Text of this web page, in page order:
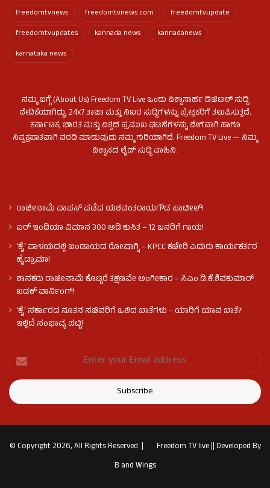
freedomtvnews
freedomtvnews.com
freedomtvupdate
freedomtvupdates
kannada news
kannadanews
karnataka news
ನಮ್ಮ ಬಗ್ಗೆ (About Us) Freedom TV Live ಒಂದು ವಿಶ್ವಾಸಾರ್ಹ ಡಿಜಿಟಲ್ ಸುದ್ದಿ
ವೇದಿಕೆಯಾಗಿದ್ದು, 24x7 ತಾಜಾ ಮತ್ತು ನಿಖರ ಸುದ್ದಿಗಳನ್ನು ಪ್ರೇಕ್ಷಕರಿಗೆ ತಲುಪಿಸುತ್ತದೆ.
ಕರ್ನಾಟಕ, ಭಾರತ ಮತ್ತು ವಿಶ್ವದ ಪ್ರಮುಖ ಘಟನೆಗಳನ್ನು ವೇಗವಾಗಿ ಹಾಗೂ
ನಿಷ್ಪಕ್ಷಪಾತವಾಗಿ ವರದಿ ಮಾಡುವುದು ನಮ್ಮ ಗುರಿಯಾಗಿದೆ. Freedom TV Live — ನಿಮ್ಮ
ವಿಶ್ವಾಸದ ಲೈವ್ ಸುದ್ದಿ ವಾಹಿನಿ.
ರಾಜೀನಾಮೆ ವಾಪಸ್ ಪಡೆದ ಯಶವಂತರಾಯಗೌಡ ಪಾಟೀಲ್‌!
ಏರ್ ಇಂಡಿಯಾ ವಿಮಾನ 300 ಅಡಿ ಕುಸಿತ – 12 ಜನರಿಗೆ ಗಾಯ!
ʻಕೈʼ​ ಪಾಳಯದಲ್ಲಿ ಬಂಡಾಯದ ರೋಷಾಗ್ನಿ – KPCC ಕಚೇರಿ ಎದುರು ಕಾರ್ಯಕರ್ತರ
ಹೈಡ್ರಾಮಾ!
ಶಾಸಕರು ರಾಜೀನಾಮೆ ಕೊಟ್ಟರೆ ತಕ್ಷಣವೇ ಅಂಗೀಕಾರ – ಸಿಎಂ ಡಿ.ಕೆ.ಶಿವಕುಮಾರ್
ಖಡಕ್ ವಾರ್ನಿಂಗ್!
ʻಕೈʼ ಸರ್ಕಾರದ ನೂತನ ಸಚಿವರಿಗೆ ಒಲಿದ ಖಾತೆಗಳು – ಯಾರಿಗೆ ಯಾವ ಖಾತೆ?
ಇಲ್ಲಿದೆ ಸಂಭಾವ್ಯ ಪಟ್ಟಿ!
© Copyright 2026, All Rights Reserved | Freedom TV live||Developed By
B and Wings